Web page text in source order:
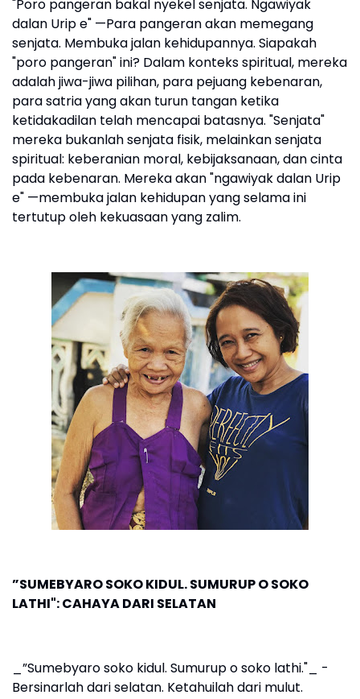
"Poro pangeran bakal nyekel senjata. Ngawiyak
dalan Urip e" —Para pangeran akan memegang
senjata. Membuka jalan kehidupannya. Siapakah
"poro pangeran" ini? Dalam konteks spiritual, mereka
adalah jiwa-jiwa pilihan, para pejuang kebenaran,
para satria yang akan turun tangan ketika
ketidakadilan telah mencapai batasnya. "Senjata"
mereka bukanlah senjata fisik, melainkan senjata
spiritual: keberanian moral, kebijaksanaan, dan cinta
pada kebenaran. Mereka akan "ngawiyak dalan Urip
e" —membuka jalan kehidupan yang selama ini
tertutup oleh kekuasaan yang zalim.
”SUMEBYARO SOKO KIDUL. SUMURUP O SOKO
LATHI": CAHAYA DARI SELATAN
_”Sumebyaro soko kidul. Sumurup o soko lathi."_ -
Bersinarlah dari selatan. Ketahuilah dari mulut.